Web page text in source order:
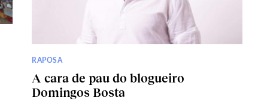
RAPOSA
A cara de pau do blogueiro
Domingos Bosta